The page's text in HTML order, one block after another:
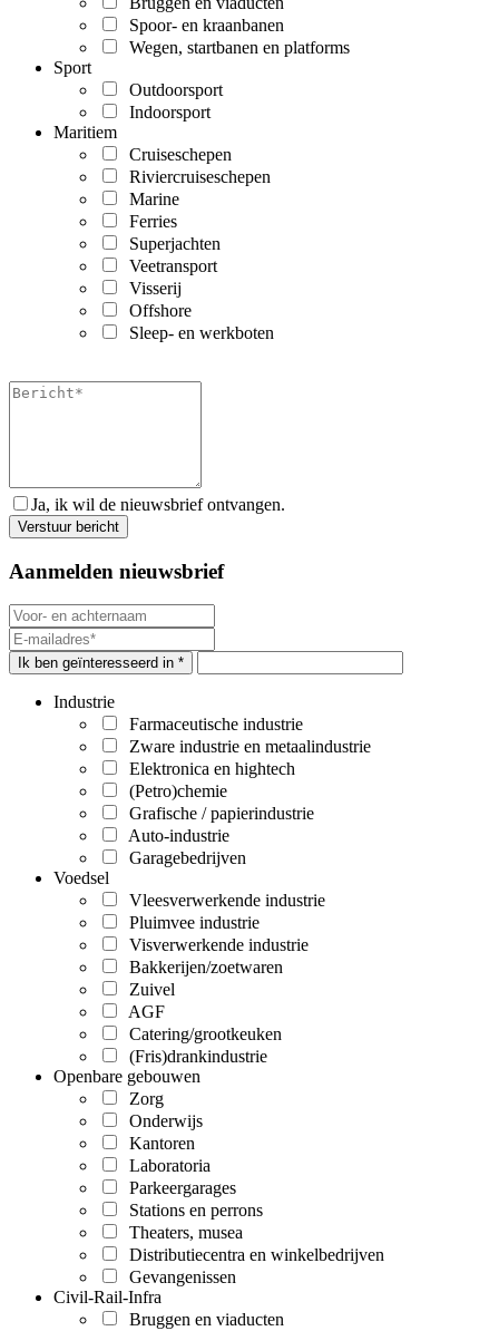
Spoor- en kraanbanen
Wegen, startbanen en platforms
Sport
Outdoorsport
Indoorsport
Maritiem
Cruiseschepen
Riviercruiseschepen
Marine
Ferries
Superjachten
Veetransport
Visserij
Offshore
Sleep- en werkboten
Ja, ik wil de nieuwsbrief ontvangen.
Aanmelden nieuwsbrief
Ik ben geïnteresseerd in *
Industrie
Farmaceutische industrie
Zware industrie en metaalindustrie
Elektronica en hightech
(Petro)chemie
Grafische / papierindustrie
Auto-industrie
Garagebedrijven
Voedsel
Vleesverwerkende industrie
Pluimvee industrie
Visverwerkende industrie
Bakkerijen/zoetwaren
Zuivel
AGF
Catering/grootkeuken
(Fris)drankindustrie
Openbare gebouwen
Zorg
Onderwijs
Kantoren
Laboratoria
Parkeergarages
Stations en perrons
Theaters, musea
Distributiecentra en winkelbedrijven
Gevangenissen
Civil-Rail-Infra
Bruggen en viaducten